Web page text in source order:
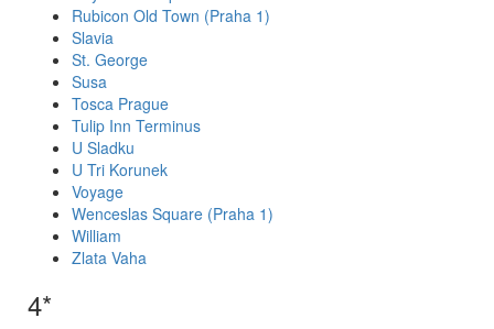
Rubicon Old Town (Praha 1)
Slavia
St. George
Susa
Tosca Prague
Tulip Inn Terminus
U Sladku
U Tri Korunek
Voyage
Wenceslas Square (Praha 1)
William
Zlata Vaha
4*